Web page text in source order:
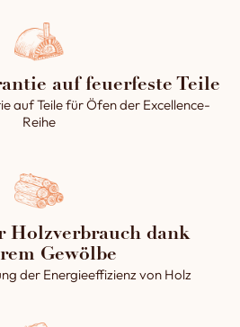
auf feuerfeste Teile
auf Teile für Öfen der Excellence-
Reihe
Holzverbrauch dank
Gewölbe
der Energieeffizienz von Holz